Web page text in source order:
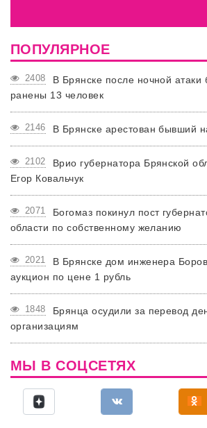
ПОПУЛЯРНОЕ
2408
В Брянске после ночной атаки
ранены 13 человек
2146 В Брянске арестован бывший
2102
Врио губернатора Брянской
Егор Ковальчук
2071
Богомаз покинул пост
области по собственному желанию
2021
В Брянске дом инженера
аукцион по цене 1 рубль
1848
Брянца осудили за перевод
организациям
МЫ В СОЦСЕТЯХ